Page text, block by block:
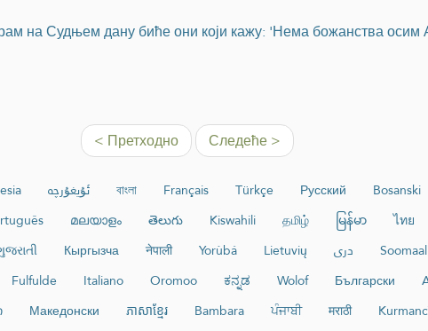
на Судњем дану биће они који кажу: 'Нема божанства осим
< Претходно Следеће >
ئۇيغۇرچە বাংলা Français Türkçe Русский Bosanski
മലയാളം తెలుగు Kiswahili தமிழ் မြန်မာ ไทย
Кыргызча नेपाली Yorùbá Lietuvių دری
Fulfulde Italiano Oromoo ಕನ್ನಡ Wolof Български
Македонски ភាសាខ្មែរ Bambara ਪੰਜਾਬੀ मराठी